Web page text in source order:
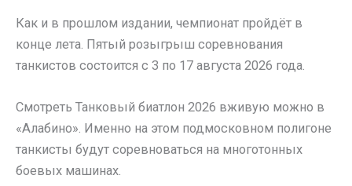
Как и в прошлом издании, чемпионат пройдёт в
конце лета. Пятый розыгрыш соревнования
танкистов состоится с 3 по 17 августа 2026 года.
Смотреть Танковый биатлон 2026 вживую можно в
«Алабино». Именно на этом подмосковном полигоне
танкисты будут соревноваться на многотонных
боевых машинах.